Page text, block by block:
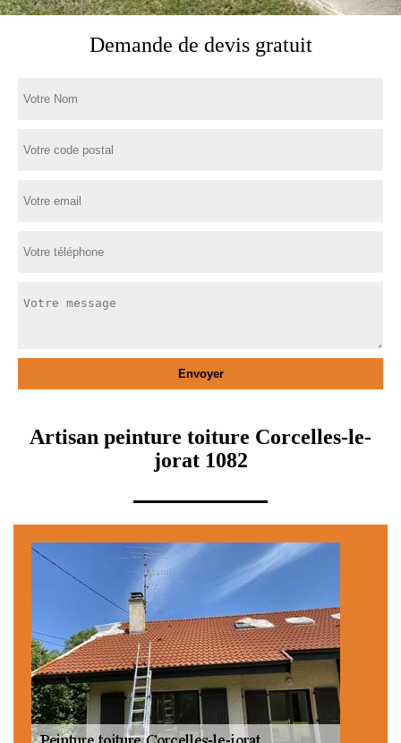
Demande de devis gratuit
Artisan peinture toiture Corcelles-le-
jorat 1082